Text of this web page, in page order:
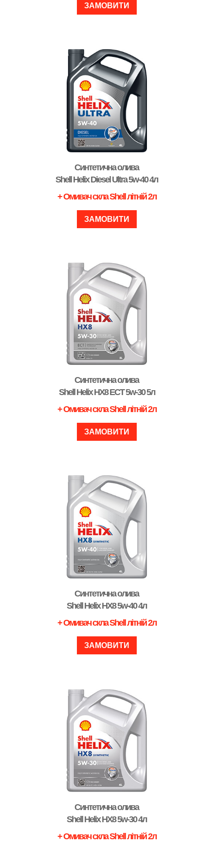
ЗАМОВИТИ
Синтетична олива
Shell Helix Diesel Ultra 5w-40 4л
+ Омивач скла Shell літній 2л
ЗАМОВИТИ
Синтетична олива
Shell Helix HX8 ECT 5w-30 5л
+ Омивач скла Shell літній 2л
ЗАМОВИТИ
Синтетична олива
Shell Helix HX8 5w-40 4л
+ Омивач скла Shell літній 2л
ЗАМОВИТИ
Синтетична олива
Shell Helix HX8 5w-30 4л
+ Омивач скла Shell літній 2л